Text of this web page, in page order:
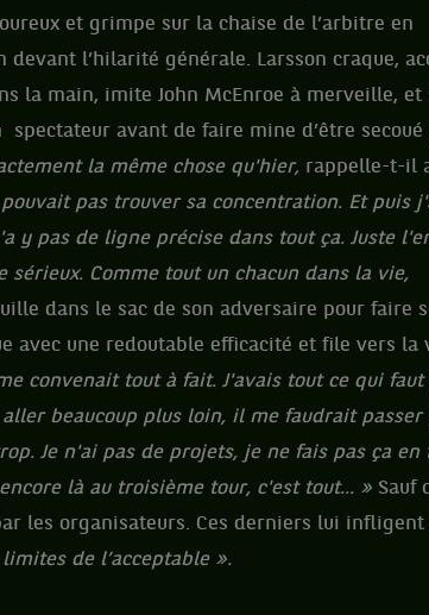
et grimpe sur la chaise de l’arbitre en
l’hilarité générale. Larsson craque,
la main, imite John McEnroe à merveille, et
spectateur avant de faire mine d’être secoué
la même chose qu'hier, rappelle-t-il
pas trouver sa concentration. Et puis
y pas de ligne précise dans tout ça. Juste
Comme tout un chacun dans la vie,
dans le sac de son adversaire pour faire
avec une redoutable efficacité et file vers la
convenait tout à fait. J'avais tout ce qui faut
beaucoup plus loin, il me faudrait passer
Je n'ai pas de projets, je ne fais pas ça en
là au troisième tour, c'est tout... » Sauf
les organisateurs. Ces derniers lui infligent
de l’acceptable ».